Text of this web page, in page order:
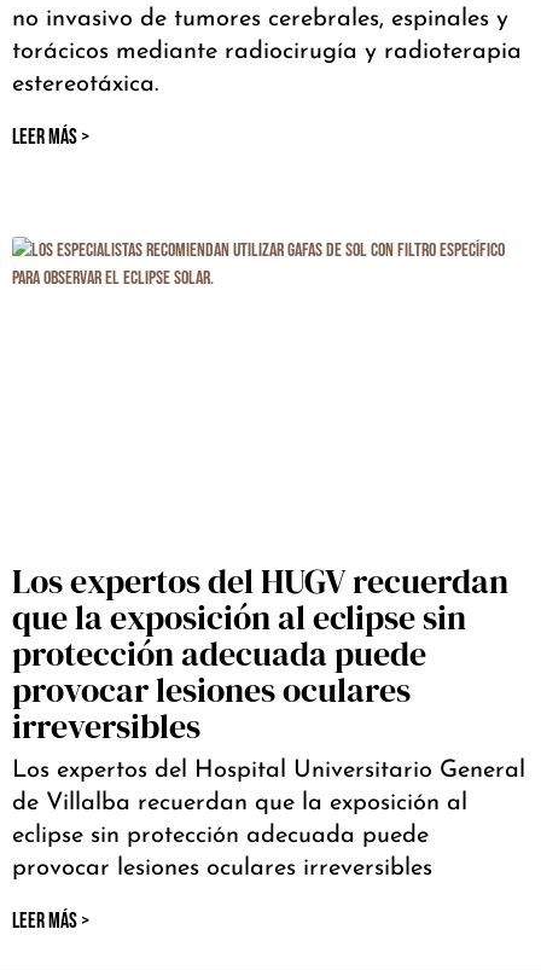
no invasivo de tumores cerebrales, espinales y
torácicos mediante radiocirugía y radioterapia
estereotáxica.
LEER MÁS >
Los expertos del HUGV recuerdan
que la exposición al eclipse sin
protección adecuada puede
provocar lesiones oculares
irreversibles
Los expertos del Hospital Universitario General
de Villalba recuerdan que la exposición al
eclipse sin protección adecuada puede
provocar lesiones oculares irreversibles
LEER MÁS >